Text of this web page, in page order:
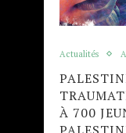
Actualités
À 700